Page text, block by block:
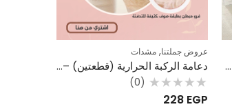
عرض قطعتين كفر انتريه وركنة جاكار فرو – بني – مقاس 2×3 متر
عروض جملتنا, مشدات
دعامة الركبة الحرارية (قطعتين) – مبطنة بالفرو لتخفيف آلام المفاصل في الشتاء
تم
التقييم
(0)
228 EGP